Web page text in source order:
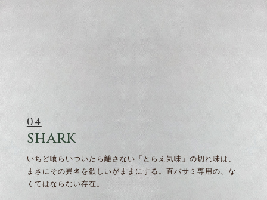
04
SHARK
いちど喰らいついたら離さない「とらえ気味」の切れ味は、
まさにその異名を欲しいがままにする。直バサミ専用の、な
くてはならない存在。